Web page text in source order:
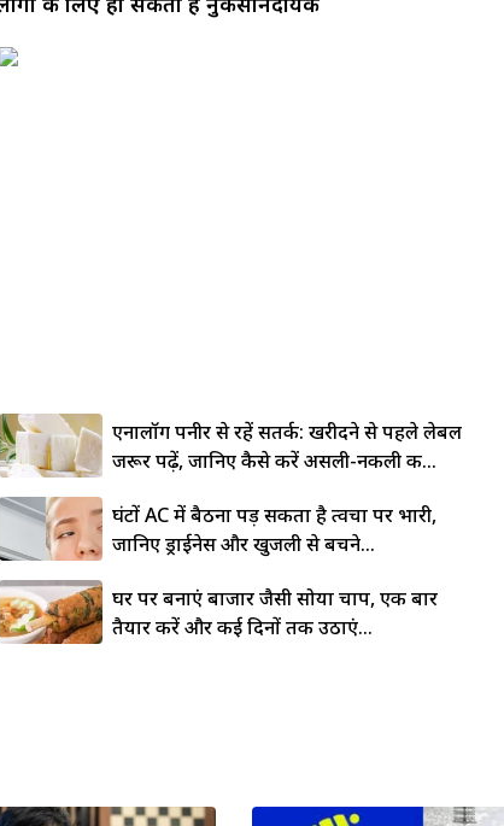
एनालॉग पनीर से रहें सतर्क: खरीदने से पहले लेबल
जरूर पढ़ें, जानिए कैसे करें असली-नकली की...
घंटों AC में बैठना पड़ सकता है त्वचा पर भारी,
जानिए ड्राईनेस और खुजली से बचने...
घर पर बनाएं बाजार जैसी सोया चाप, एक बार
तैयार करें और कई दिनों तक उठाएं...